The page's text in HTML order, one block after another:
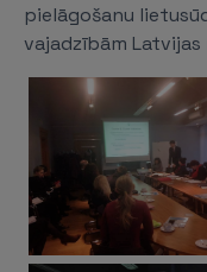
pielāgošanu
vajadzībām Latvijas